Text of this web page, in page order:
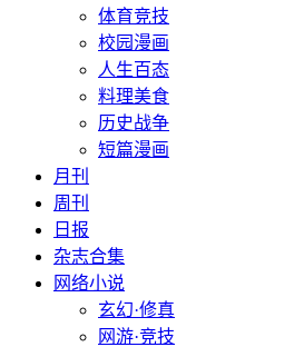
体育竞技
校园漫画
人生百态
料理美食
历史战争
短篇漫画
月刊
周刊
日报
杂志合集
网络小说
玄幻·修真
网游·竞技